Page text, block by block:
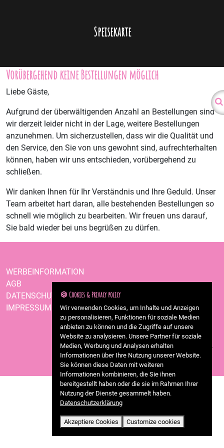
Speisekarte
Vorübergehend keine Bestellungen möglich
Liebe Gäste,
Aufgrund der überwältigenden Anzahl an Bestellungen sind
wir derzeit leider nicht in der Lage, weitere Bestellungen
anzunehmen. Um sicherzustellen, dass wir die Qualität und
den Service, den Sie von uns gewohnt sind, aufrechterhalten
können, haben wir uns entschieden, vorübergehend zu
schließen.
Wir danken Ihnen für Ihr Verständnis und Ihre Geduld. Unser
Team arbeitet hart daran, alle bestehenden Bestellungen so
schnell wie möglich zu bearbeiten. Wir freuen uns darauf,
Sie bald wieder bei uns begrüßen zu dürfen.
WERBEINFORMATION
AGB
DATENSCHUTZ
IMPRESSUM
🍪 Cookies & Privacy policy
Wir verwenden Cookies, um Inhalte und Anzeigen
zu personalisieren, Funktionen für soziale Medien
anbieten zu können und die Zugriffe auf unsere
Website zu analysieren. Unsere Partner für soziale
Medien, Werbung und Analysen erhalten
Informationen über Ihre Nutzung unserer Website.
Sie können diese Daten mit weiteren
Informationen kombinieren, die Sie ihnen
bereitgestellt haben oder die sie im Rahmen Ihrer
Nutzung der Dienste gesammelt haben.
Datenschutzerklärung
Akzeptiere Cookies Customize cookies